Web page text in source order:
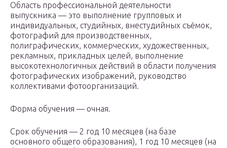
Область профессиональной деятельности
выпускника — это выполнение групповых и
индивидуальных, студийных, внестудийных съёмок,
фотографий для производственных,
полиграфических, коммерческих, художественных,
рекламных, прикладных целей, выполнение
высокотехнологичных действий в области получения
фотографических изображений, руководство
коллективами фотоорганизаций.
Форма обучения — очная.
Срок обучения — 2 год 10 месяцев (на базе
основного общего образования), 1 год 10 месяцев (на